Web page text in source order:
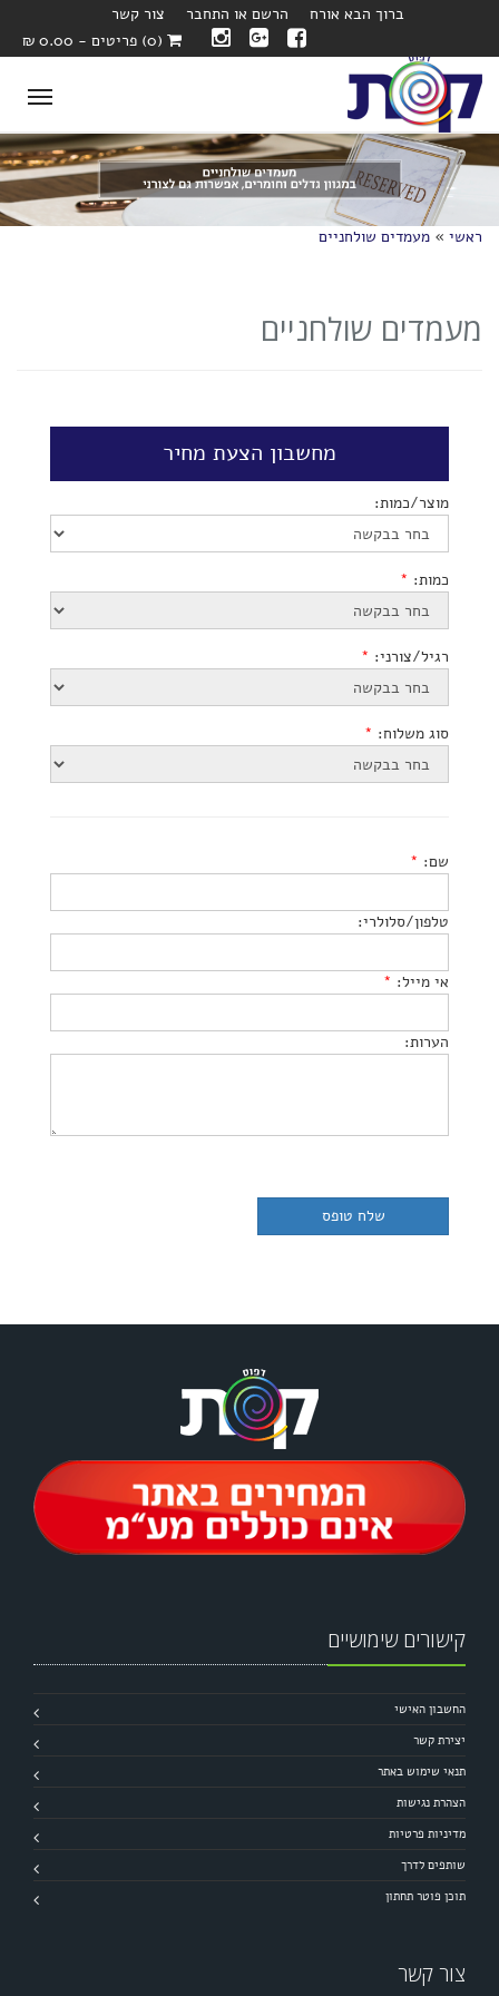
ברוך הבא אורח הרשם או התחבר
צור קשר
(0) פריטים - 0.00 ₪
ראשי » מעמדים שולחניים
מעמדים שולחניים
מחשבון הצעת מחיר
מוצר/כמות:
כמות: *
רגיל/צורני: *
סוג משלוח: *
שם: *
טלפון/סלולרי:
אי מייל: *
הערות:
קישורים שימושיים
החשבון האישי
יצירת קשר
תנאי שימוש באתר
הצהרת נגישות
מדיניות פרטיות
שותפים לדרך
תוכן פוטר תחתון
צור קשר